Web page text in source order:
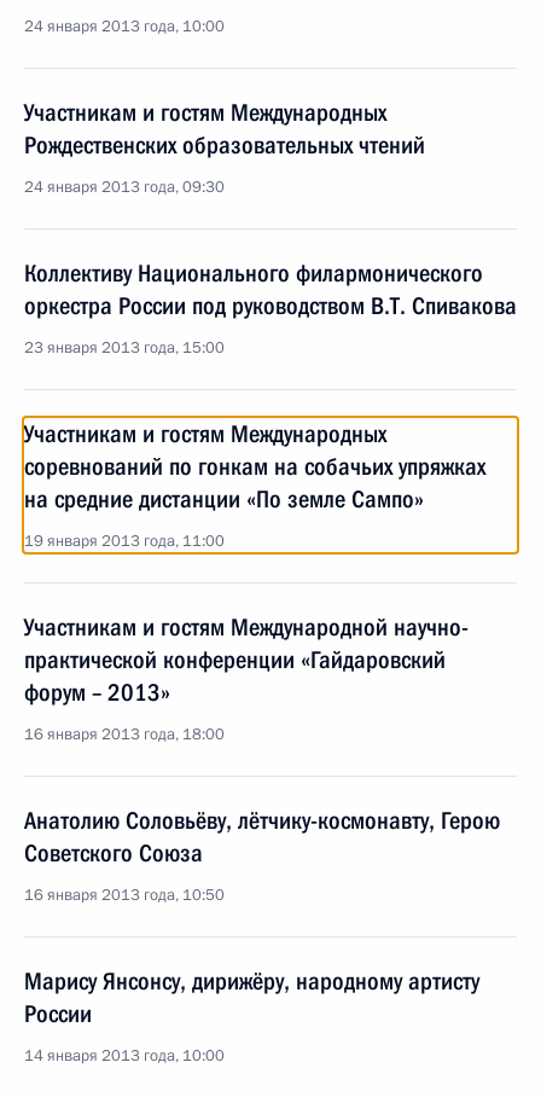
24 января 2013 года, 10:00
Участникам и гостям Международных
Рождественских образовательных чтений
24 января 2013 года, 09:30
Коллективу Национального филармонического
оркестра России под руководством В.Т. Спивакова
23 января 2013 года, 15:00
Участникам и гостям Международных
соревнований по гонкам на собачьих упряжках
на средние дистанции «По земле Сампо»
19 января 2013 года, 11:00
Участникам и гостям Международной научно-
практической конференции «Гайдаровский
форум – 2013»
16 января 2013 года, 18:00
Анатолию Соловьёву, лётчику-космонавту, Герою
Советского Союза
16 января 2013 года, 10:50
Марису Янсонсу, дирижёру, народному артисту
России
14 января 2013 года, 10:00